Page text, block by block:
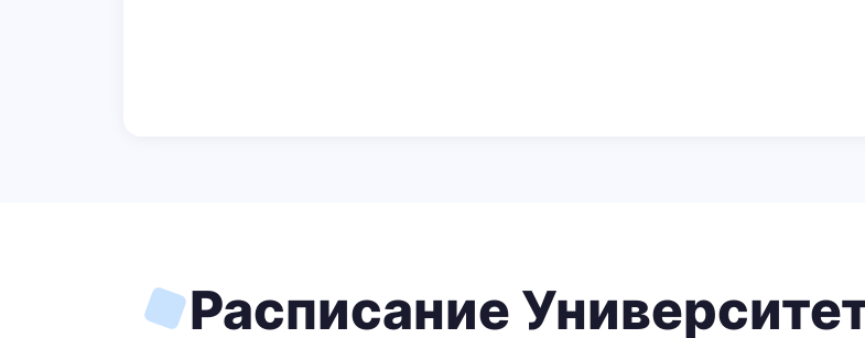
Расписание